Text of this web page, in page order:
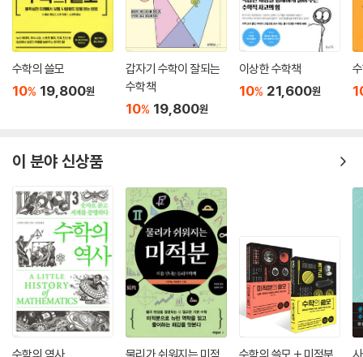
수학의 쓸모
10% 19,800원
갑자기 수학이 잘되는
수학책
10% 19,800원
이상한 수학책
10% 21,600원
이 분야 신상품